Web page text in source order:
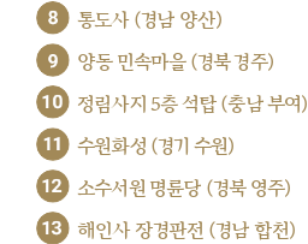
8 통도사 (경남 양산)
9 양동 민속마을 (경북 경주)
10 정림사지 5층 석탑 (충남 부여)
11 수원화성 (경기 수원)
12 소수서원 명륜당 (경북 영주)
13 해인사 장경판전 (경남 합천)